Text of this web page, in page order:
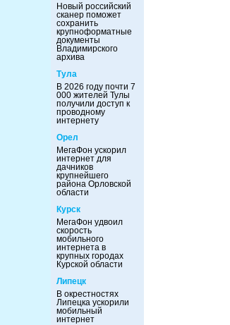
Новый российский
сканер поможет
сохранить
крупноформатные
документы
Владимирского
архива
Тула
В 2026 году почти 7
000 жителей Тулы
получили доступ к
проводному
интернету
Орел
МегаФон ускорил
интернет для
дачников
крупнейшего
района Орловской
области
Курск
МегаФон удвоил
скорость
мобильного
интернета в
крупных городах
Курской области
Липецк
В окрестностях
Липецка ускорили
мобильный
интернет